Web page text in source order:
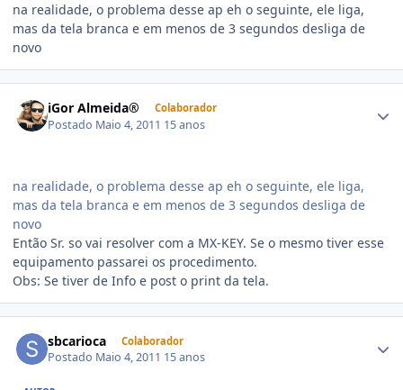
na realidade, o problema desse ap eh o seguinte, ele liga,
mas da tela branca e em menos de 3 segundos desliga de
novo
iGor Almeida® Colaborador
Postado Maio 4, 2011 15 anos
na realidade, o problema desse ap eh o seguinte, ele liga,
mas da tela branca e em menos de 3 segundos desliga de
novo
Então Sr. so vai resolver com a MX-KEY. Se o mesmo tiver esse
equipamento passarei os procedimento.
Obs: Se tiver de Info e post o print da tela.
sbcarioca Colaborador
Postado Maio 4, 2011 15 anos